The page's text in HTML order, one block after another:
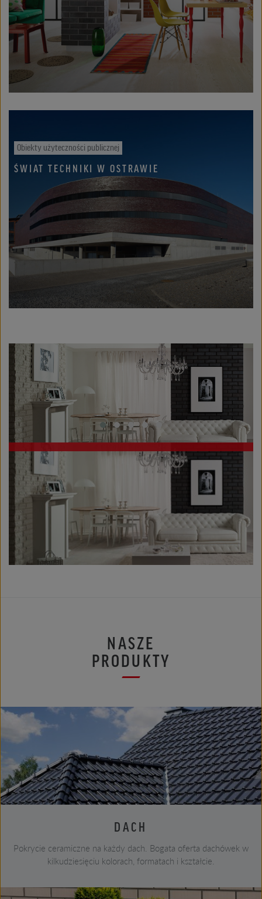
Obiekty użyteczności publicznej
ŚWIAT TECHNIKI W OSTRAWIE
NASZE
PRODUKTY
DACH
Pokrycie ceramiczne na każdy dach. Bogata oferta dachówek w
kilkudziesięciu kolorach, formatach i kształcie.